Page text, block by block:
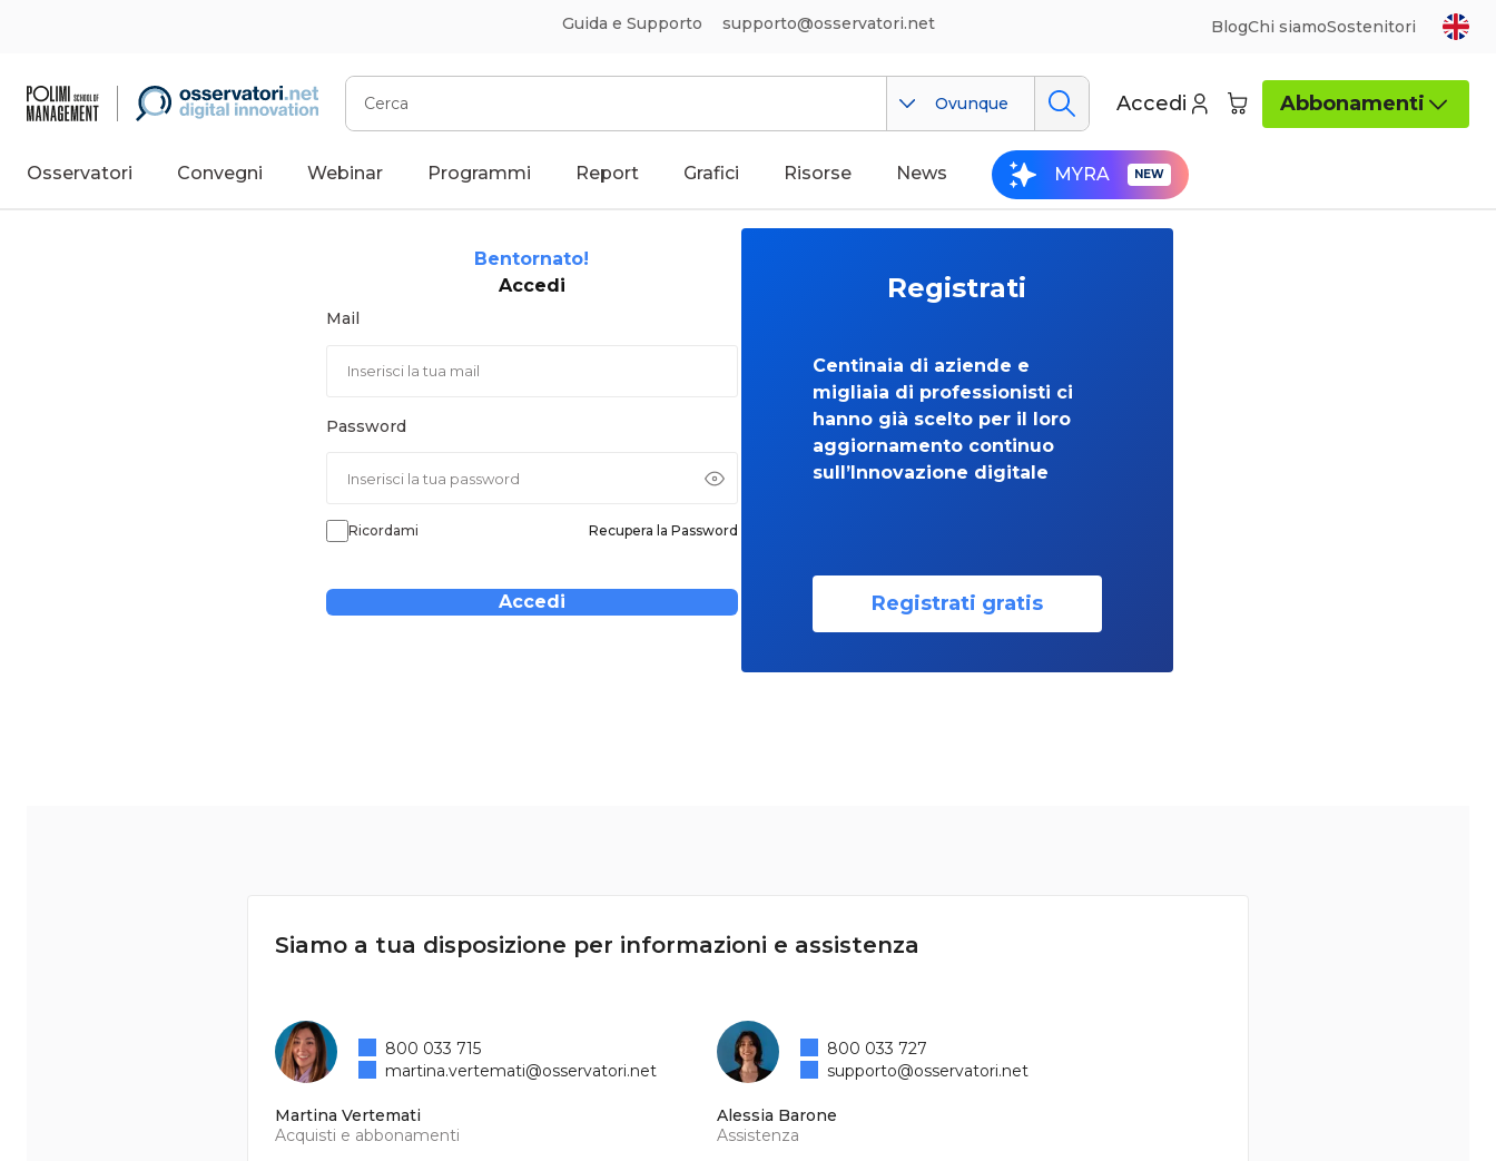
Guida e Supporto supporto@osservatori.net BlogChi siamoSostenitori
Cerca
Ovunque Accedi Abbonamenti
Osservatori Convegni Webinar Programmi Report Grafici Risorse News MYRA
Bentornato!
Accedi
Mail
Password
Ricordami Recupera la Password
Accedi
Registrati
Centinaia di aziende e
migliaia di professionisti ci
hanno già scelto per il loro
aggiornamento continuo
sull’Innovazione digitale
Registrati gratis
Siamo a tua disposizione per informazioni e assistenza
Martina Vertemati
Acquisti e abbonamenti
800 033 715
martina.vertemati@osservatori.net
Alessia Barone
Assistenza
800 033 727
supporto@osservatori.net